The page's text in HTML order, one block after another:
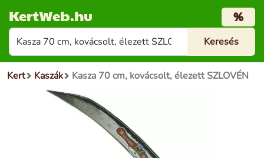
KertWeb.hu %
Kert Kaszák Kasza 70 cm, kovácsolt, élezett SZLOVÉN